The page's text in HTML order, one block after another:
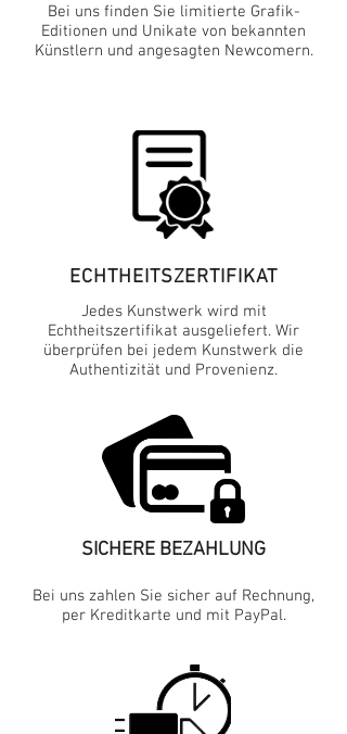
Bei uns finden Sie limitierte Grafik-
Editionen und Unikate von bekannten
Künstlern und angesagten Newcomern.
ECHTHEITSZERTIFIKAT
Jedes Kunstwerk wird mit
Echtheitszertifikat ausgeliefert. Wir
überprüfen bei jedem Kunstwerk die
Authentizität und Provenienz.
SICHERE BEZAHLUNG
Bei uns zahlen Sie sicher auf Rechnung,
per Kreditkarte und mit PayPal.